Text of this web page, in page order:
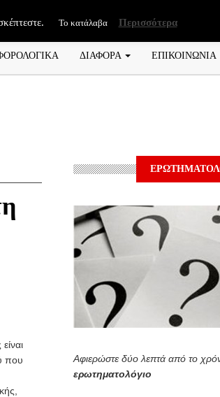
ΔΙΑΦΟΡΑ ΕΠΙΚΟΙΝΩΝΙΑ
που
Αφιερώστε δύο λεπτά από το
ερωτηματολόγιο
Το κατάλαβα Περισσότερα